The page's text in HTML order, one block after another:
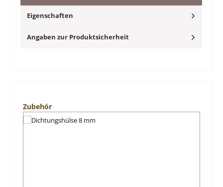
Eigenschaften
Angaben zur Produktsicherheit
Produktgalerie überspringen
Zubehör